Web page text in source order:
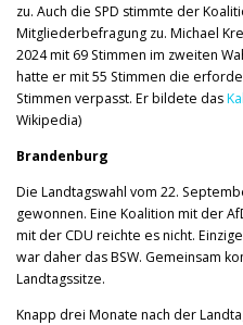
zu. Auch die SPD stimmte der
Mitgliederbefragung zu. Michael
2024 mit 69 Stimmen im zweiten
hatte er mit 55 Stimmen die
Stimmen verpasst. Er bildete das
Wikipedia)
Brandenburg
Die Landtagswahl vom 22.
gewonnen. Eine Koalition mit der
mit der CDU reichte es nicht.
war daher das BSW. Gemeinsam
Landtagssitze.
Knapp drei Monate nach der